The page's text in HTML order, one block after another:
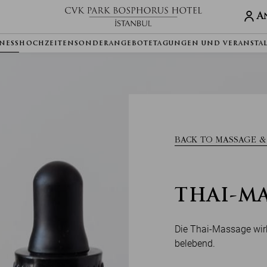
HOCHZEITEN SONDERANGEBOTE TAGUNGEN UND
BACK TO MASSAGE
THAI-
Die Thai-Massage
belebend.